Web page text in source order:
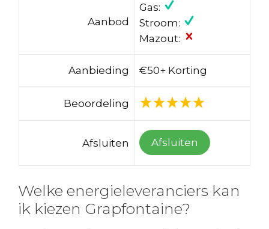
Aanbod
Gas:
Stroom:
Mazout:
Aanbieding €50+ Korting
Beoordeling
Afsluiten Afsluiten
Welke energieleveranciers kan
ik kiezen Grapfontaine?